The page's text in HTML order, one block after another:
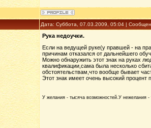
Дата: Суббота, 07.03.2009, 05:04 |
Рука недоучки.
Если на ведущей руке(у правшей - на
причинам отказался от дальнейшего
Можно обнаружить этот знак на руках
квалификации,сама была несколько
обстоятельствам,что вообще бывает
Этот знак имеет очень высокий процент
У желания - тысяча возможностей.У нежелания